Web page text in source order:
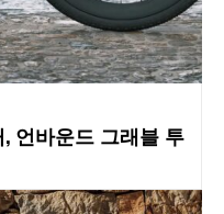
언바운드 그래블 투